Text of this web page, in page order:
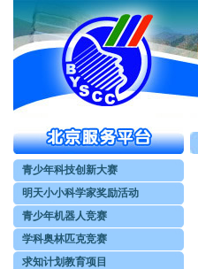
青少年科技创新大赛
明天小小科学家奖励活动
青少年机器人竞赛
学科奥林匹克竞赛
求知计划教育项目